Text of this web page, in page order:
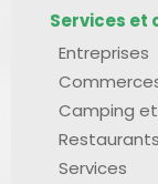
Services et
Entreprises
Camping
Services